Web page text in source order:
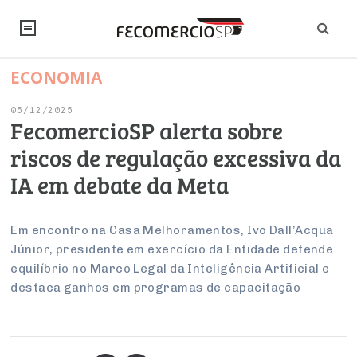
NOTÍCIAS
Artigos
Institucional
PROJETOS ESPECIAIS:
UM BRASIL
Economia
Pesquisas
Internacional
Modernização do Estado
Trabalho
Empresas
Arbitragem e Mediação
Negócios
Varejo
Serviços
Sustentabilidade
PESQUISAS
INSTITUCIONAL
Sobre
Negociações Coletivas
CONSELHOS
ECONOMIA
05/12/2025
FecomercioSP alerta sobre
riscos de regulação excessiva da
IA em debate da Meta
Em encontro na Casa Melhoramentos, Ivo Dall’Acqua
Júnior, presidente em exercício da Entidade defende
equilíbrio no Marco Legal da Inteligência Artificial e
destaca ganhos em programas de capacitação